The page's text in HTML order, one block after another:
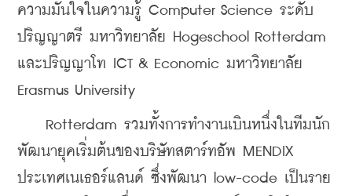
ความมั่นใจในความรู้ Computer Science ระดับ
ปริญญาตรี มหาวิทยาลัย Hogeschool Rotterdam
และปริญญาโท ICT & Economic มหาวิทยาลัย
Erasmus University
Rotterdam รวมทั้งการทำงานเบินหนึ่งในทีมนัก
พัฒนายุคเริ่มต้นของบริษัทสตาร์ทอัพ MENDIX
ประเทศเนเธอร์แลนด์ ซึ่งพัฒนา low-code เป็นราย